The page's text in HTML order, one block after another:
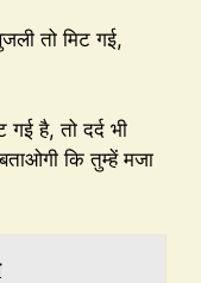
तो मिट गई,
है, तो दर्द भी
कि तुम्हें मजा